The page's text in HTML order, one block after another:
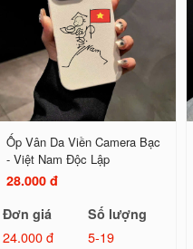
Ốp Vân Da Viền Camera Bạc
- Việt Nam Độc Lập
28.000 đ
Đơn giá
Số lượng
24.000 đ
5-19